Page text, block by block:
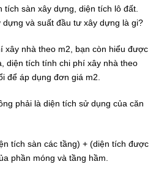
sàn xây dựng, diện tích lô đất.
dựng và suất đầu tư xây dựng là gi?
xây nhà theo m2, bạn còn hiểu được
diện tích tính chi phí xây nhà theo
để áp dụng đơn giá m2.
phải là diện tích sử dụng của căn
tích sàn các tầng) + (diện tích được
phần móng và tầng hầm.